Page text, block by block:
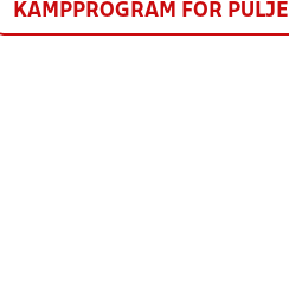
KAMPPROGRAM FOR PULJE